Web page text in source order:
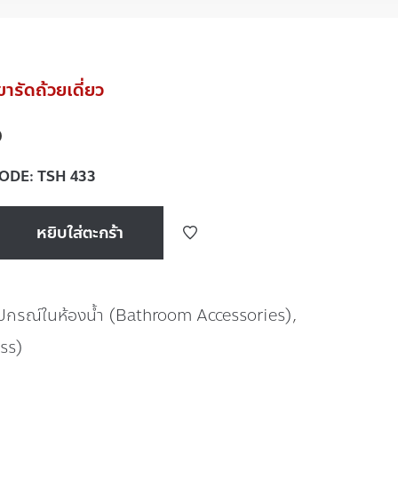
รัดถ้วยเดี่ยว
TSH 433
หยิบใส่ตะกร้า
กรณ์ในห้องน้ำ (Bathroom Accessories),